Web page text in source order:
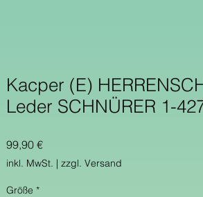
Kacper (E)
Leder SCHNÜRER 1-
99,90 €Preis
inkl. MwSt. | zzgl. Versand
Größe *